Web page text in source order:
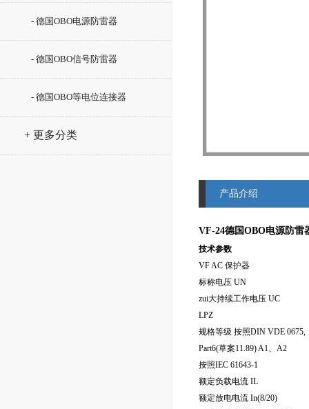
- 德国OBO电源防雷器
- 德国OBO信号防雷器
- 德国OBO等电位连接器
+ 更多分类
产品介绍
VF-24德国OBO电源防雷
技术参数
VF AC 保护器
标称电压 UN
zui大持续工作电压 UC
LPZ
规格等级 按照DIN VDE 0675,
Part6(草案11.89) A1、A2
按照IEC 61643-1
额定负载电流 IL
额定放电电流 In(8/20)